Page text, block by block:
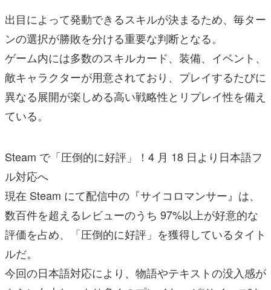
出目によって発動できるスキルが決まるため、毎ター
ンの選択が勝敗を分ける重要な判断となる。
ゲーム内には多数のスキルカード、装備、イベント、
敵キャラクターが用意されており、プレイするたびに
異なる展開が楽しめる高い戦略性とリプレイ性を備え
ている。
Steam で「圧倒的に好評」！4 月 18 日より日本語フ
ル対応へ
現在 Steam にて配信中の『サイコロマンサー』は、
数百件を超えるレビューのうち 97%以上が好意的な
評価を占め、「圧倒的に好評」を獲得しているタイト
ルだ。
今回の日本語対応により、物語やテキストの没入感が